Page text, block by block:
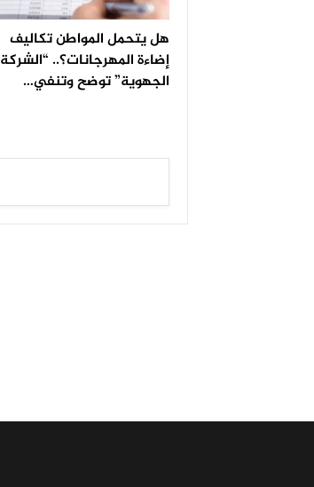
هل يتحمل المواطن تكاليف
إضاءة المهرجانات؟.. “الشركة
الجهوية” توضح وتنفي…